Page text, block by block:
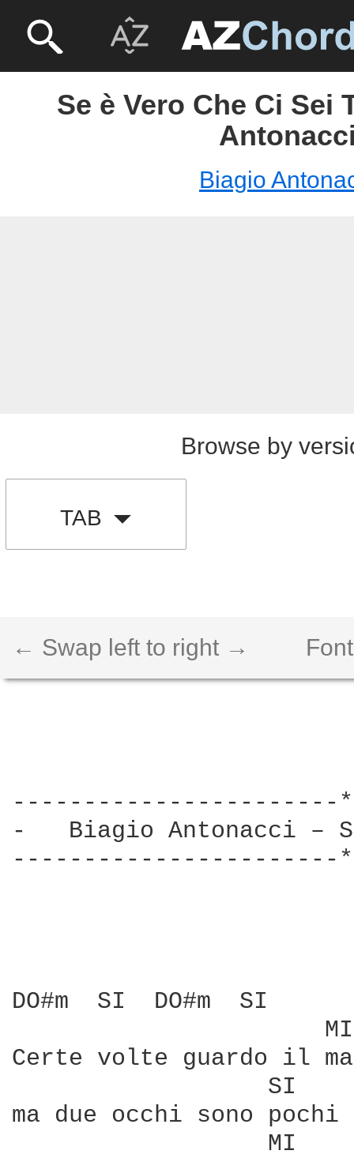
Se è Vero Che Ci Sei
Biagio
Browse by
TAB
← Swap left to right →
-----------------------
-   Biagio Antonacci –
-----------------------
DO#m  SI  DO#m  SI
Certe volte guardo il
SI
ma due occhi sono pochi
MI